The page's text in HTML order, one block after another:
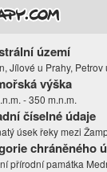
území
Jílové u Prahy,
výška
- 350 m.n.m.
číselné údaje
úsek řeky mezi
chráněného
přírodní památka